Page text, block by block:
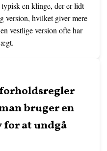
en klinge, der er lidt
version, hvilket giver mere
vestlige version ofte har
bruger en
at undgå